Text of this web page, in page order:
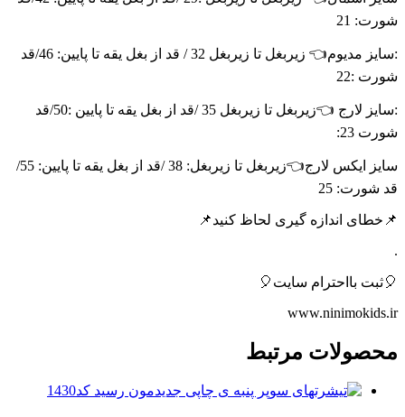
شورت: 21
:سایز مدیوم👈 زیربغل تا زیربغل 32 / قد از بغل یقه تا پایین: 46/قد
شورت :22
:سایز لارج 👈زیربغل تا زیربغل 35 /قد از بغل یقه تا پایین :50/قد
شورت 23:
سایز ایکس لارج👈زیربغل تا زیربغل: 38 /قد از بغل یقه تا پایین: 55/
قد شورت: 25
📌خطای اندازه گیری لحاظ کنید📌
.
🎈ثبت بااحترام سایت🎈
www.ninimokids.ir
محصولات مرتبط